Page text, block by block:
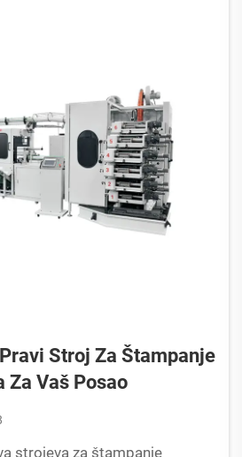
Stroj Za Štampanje
Za Vaš Posao
strojeva za štampanje